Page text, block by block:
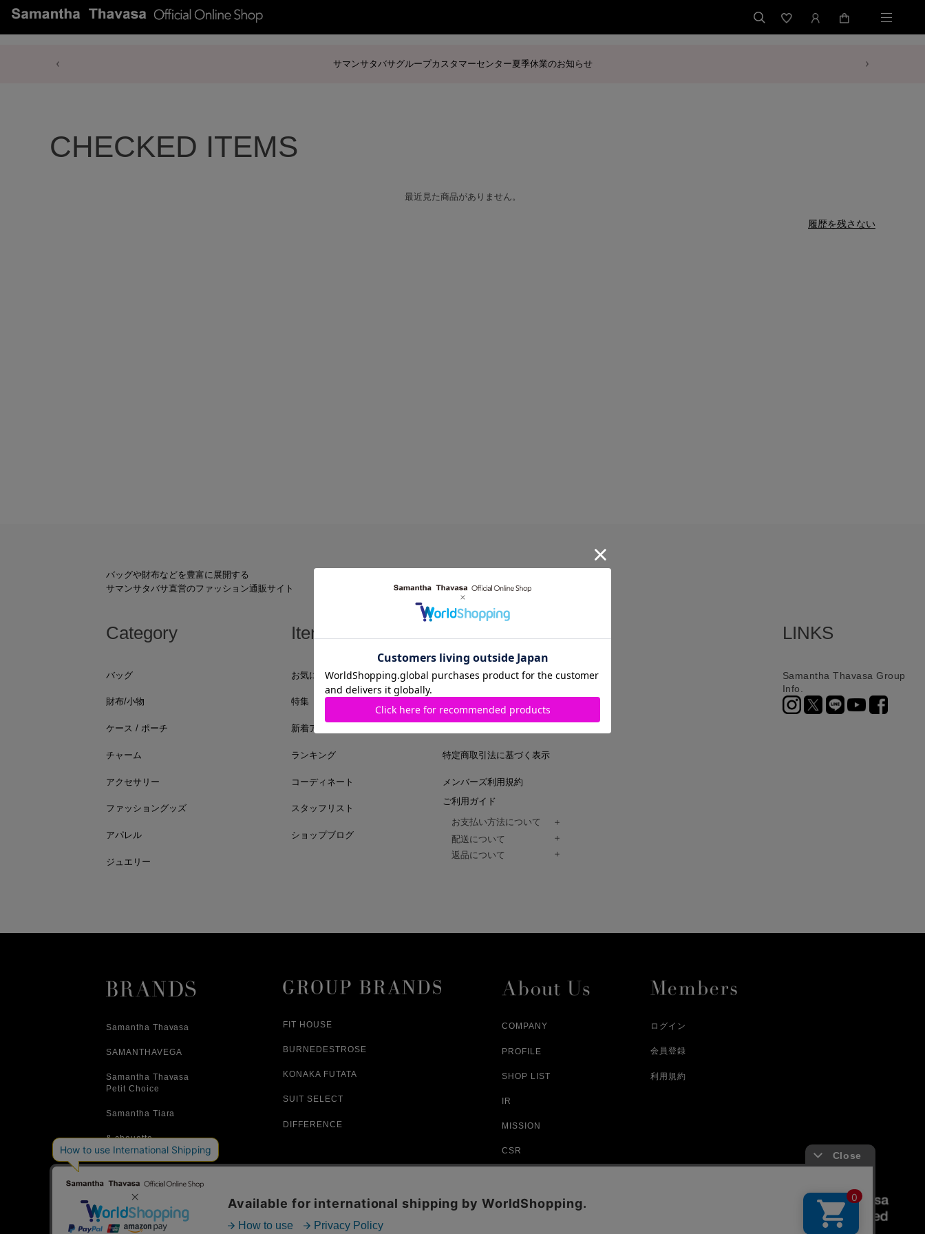
サマンサタバサグループカスタマーセンター夏季休業のお知らせ
CHECKED ITEMS
最近見た商品がありません。
履歴を残さない
バッグや財布などを豊富に展開する
サマンサタバサ直営のファッション通販サイト
Category
バッグ
財布/小物
ケース / ポーチ
チャーム
アクセサリー
ファッショングッズ
アパレル
ジュエリー
Item
お気に入りアイテム
特集
新着アイテム
ランキング
コーディネート
スタッフリスト
ショップブログ
ログイン
特定商取引法に基づく表示
メンバーズ利用規約
ご利用ガイド
お支払い方法について
クレジットカード、代金引換、コンビニ決済（前払い）、
Paidy（翌月払い）、
amazon payをご利用いただけます。
配送について
ご注文商品は、佐川急便にてご注文毎に、配送いたします。
返品について
ご注文内容と異なる商品が到着した場合
詳しくはこちら
LINKS
Samantha Thavasa Group
Info.
Samantha Thavasa
SAMANTHAVEGA
Samantha Thavasa
Petit Choice
Samantha Tiara
& chouette
FIT HOUSE
BURNEDESTROSE
KONAKA FUTATA
SUIT SELECT
DIFFERENCE
COMPANY
PROFILE
SHOP LIST
IR
MISSION
CSR
ログイン
会員登録
利用規約